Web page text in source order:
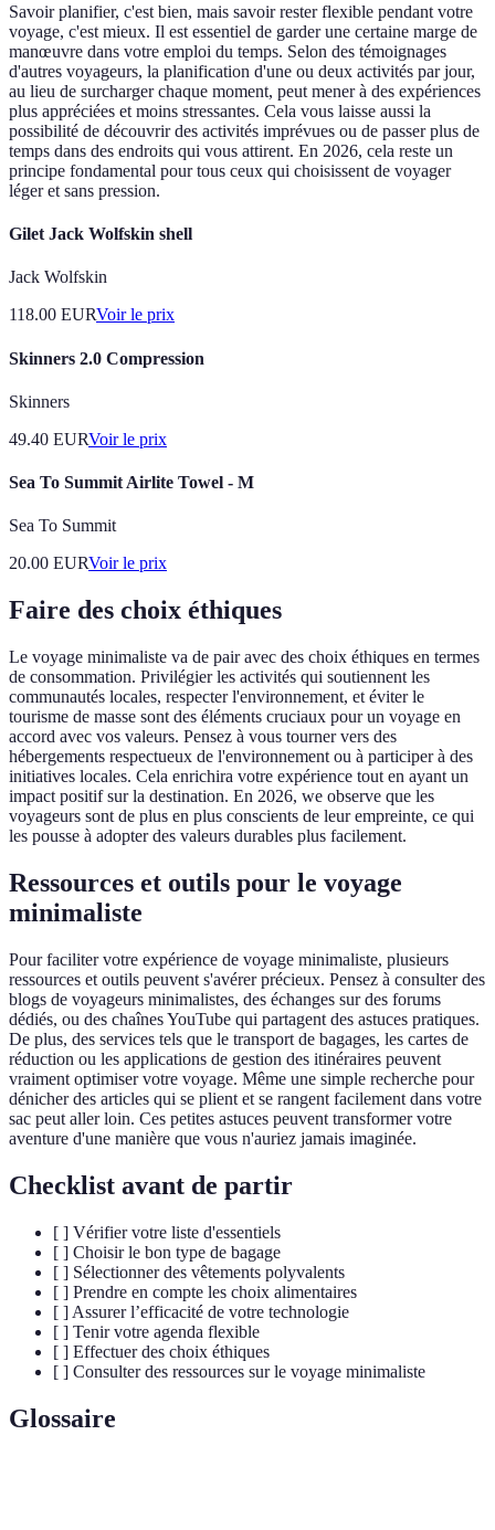
Savoir planifier, c'est bien, mais savoir rester flexible pendant votre
voyage, c'est mieux. Il est essentiel de garder une certaine marge de
manœuvre dans votre emploi du temps. Selon des témoignages
d'autres voyageurs, la planification d'une ou deux activités par jour,
au lieu de surcharger chaque moment, peut mener à des expériences
plus appréciées et moins stressantes. Cela vous laisse aussi la
possibilité de découvrir des activités imprévues ou de passer plus de
temps dans des endroits qui vous attirent. En 2026, cela reste un
principe fondamental pour tous ceux qui choisissent de voyager
léger et sans pression.
Gilet Jack Wolfskin shell
Jack Wolfskin
118.00 EURVoir le prix
Skinners 2.0 Compression
Skinners
49.40 EURVoir le prix
Sea To Summit Airlite Towel - M
Sea To Summit
20.00 EURVoir le prix
Faire des choix éthiques
Le voyage minimaliste va de pair avec des choix éthiques en termes
de consommation. Privilégier les activités qui soutiennent les
communautés locales, respecter l'environnement, et éviter le
tourisme de masse sont des éléments cruciaux pour un voyage en
accord avec vos valeurs. Pensez à vous tourner vers des
hébergements respectueux de l'environnement ou à participer à des
initiatives locales. Cela enrichira votre expérience tout en ayant un
impact positif sur la destination. En 2026, we observe que les
voyageurs sont de plus en plus conscients de leur empreinte, ce qui
les pousse à adopter des valeurs durables plus facilement.
Ressources et outils pour le voyage
minimaliste
Pour faciliter votre expérience de voyage minimaliste, plusieurs
ressources et outils peuvent s'avérer précieux. Pensez à consulter des
blogs de voyageurs minimalistes, des échanges sur des forums
dédiés, ou des chaînes YouTube qui partagent des astuces pratiques.
De plus, des services tels que le transport de bagages, les cartes de
réduction ou les applications de gestion des itinéraires peuvent
vraiment optimiser votre voyage. Même une simple recherche pour
dénicher des articles qui se plient et se rangent facilement dans votre
sac peut aller loin. Ces petites astuces peuvent transformer votre
aventure d'une manière que vous n'auriez jamais imaginée.
Checklist avant de partir
[ ] Vérifier votre liste d'essentiels
[ ] Choisir le bon type de bagage
[ ] Sélectionner des vêtements polyvalents
[ ] Prendre en compte les choix alimentaires
[ ] Assurer l’efficacité de votre technologie
[ ] Tenir votre agenda flexible
[ ] Effectuer des choix éthiques
[ ] Consulter des ressources sur le voyage minimaliste
Glossaire